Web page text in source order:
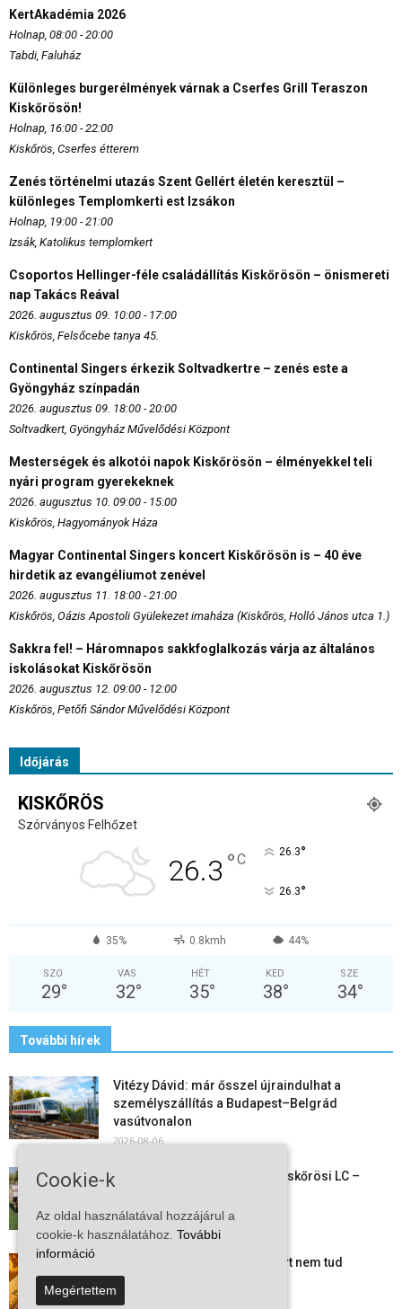
KertAkadémia 2026
Holnap, 08:00 - 20:00
Tabdi, Faluház
Különleges burgerélmények várnak a Cserfes Grill Teraszon
Kiskőrösön!
Holnap, 16:00 - 22:00
Kiskőrös, Cserfes étterem
Zenés történelmi utazás Szent Gellért életén keresztül –
különleges Templomkerti est Izsákon
Holnap, 19:00 - 21:00
Izsák, Katolikus templomkert
Csoportos Hellinger-féle családállítás Kiskőrösön – önismereti
nap Takács Reával
2026. augusztus 09. 10:00 - 17:00
Kiskőrös, Felsőcebe tanya 45.
Continental Singers érkezik Soltvadkertre – zenés este a
Gyöngyház színpadán
2026. augusztus 09. 18:00 - 20:00
Soltvadkert, Gyöngyház Művelődési Központ
Mesterségek és alkotói napok Kiskőrösön – élményekkel teli
nyári program gyerekeknek
2026. augusztus 10. 09:00 - 15:00
Kiskőrös, Hagyományok Háza
Magyar Continental Singers koncert Kiskőrösön is – 40 éve
hirdetik az evangéliumot zenével
2026. augusztus 11. 18:00 - 21:00
Kiskőrös, Oázis Apostoli Gyülekezet imaháza (Kiskőrös, Holló János utca 1.)
Sakkra fel! – Háromnapos sakkfoglalkozás várja az általános
iskolásokat Kiskőrösön
2026. augusztus 12. 09:00 - 12:00
Kiskőrös, Petőfi Sándor Művelődési Központ
Időjárás
KISKŐRÖS
Szórványos Felhőzet
26.3 °C 26.3°
26.3°
35% 0.8kmh 44%
SZO
29°
VAS
32°
HÉT
35°
KED
38°
SZE
34°
További hírek
Vitézy Dávid: már ősszel újraindulhat a
személyszállítás a Budapest–Belgrád
vasútvonalon
2026-08-06
Megkezdte a felkészülést a Kiskőrösi LC –
2026-08-06
Mi történik Európa felett? Ezért nem tud
szabadulni a kontinens a...
2026-08-05
Cookie-k
Az oldal használatával hozzájárul a
cookie-k használatához. További
információ
Megértettem